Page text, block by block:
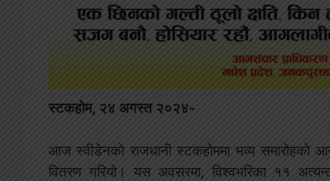
स्टकहोम, २४ अगस्त २०२४-
आज स्वीडेनको राजधानी स्टकहोममा भव्य समारोहको
वितरण गरियो। यस अवसरमा, विश्वभरिका ११